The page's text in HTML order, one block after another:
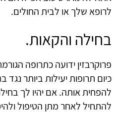
לרופא שלך או לבית החולים.
בחילה והקאות.
פרוקרבזין ידועה כתרופה
כיום תרופות יעילות ביותר נגד
להפחית אותה. אם יהיו לך
להתחיל לאחר מתן הטיפול